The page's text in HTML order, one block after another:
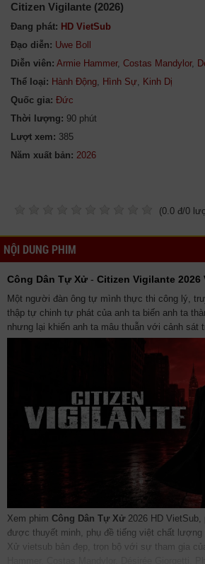
Citizen Vigilante (2026)
Đang phát: HD VietSub
Đạo diễn: Uwe Boll
Diễn viên: Armie Hammer, Costas Mandylor,
Thể loại: Hành Động, Hình Sự, Kinh Dị
Quốc gia: Đức
Thời lượng: 90 phút
Lượt xem: 385
Năm xuất bản:
(0.0 đ/0
NỘI DUNG PHIM
Công Dân Tự Xử - Citizen Vigilante 2026
Một người đàn ông tự mình thực thi công lý,
thập tự chinh tự phát của anh ta biến anh ta
nhưng lại khiến anh ta mâu thuẫn với cảnh sát
Xem phim Công Dân Tự Xử 2026 HD VietSub,
được thuyết minh, phụ đề tiếng việt chất lượng
Xử vietsub bản đẹp, trọn bộ với sự tham gia